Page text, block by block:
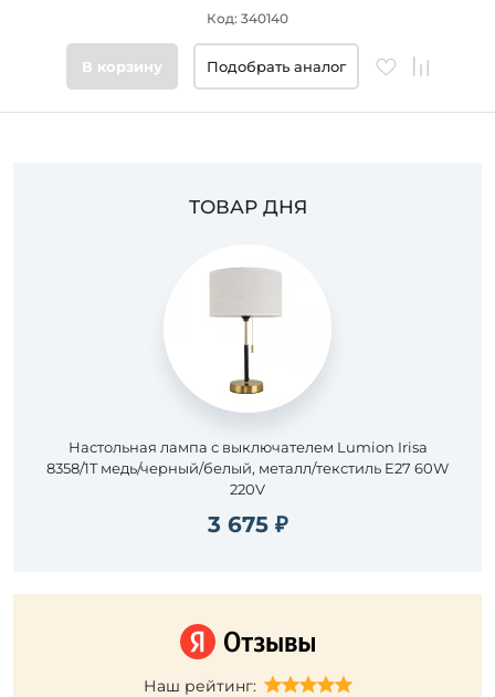
Код: 340140
В корзину Подобрать аналог
ТОВАР ДНЯ
Настольная лампа с выключателем Lumion Irisa
8358/1T медь/черный/белый, металл/текстиль E27 60W
220V
3 675 ₽
Наш рейтинг: